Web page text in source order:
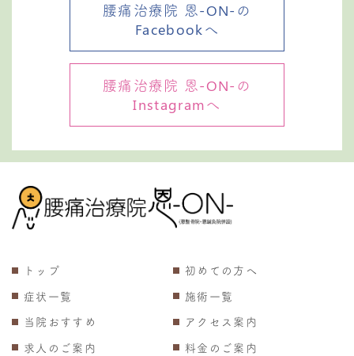
腰痛治療院 恩-ON-の
Facebookへ
腰痛治療院 恩-ON-の
Instagramへ
トップ
初めての方へ
症状一覧
施術一覧
当院おすすめ
アクセス案内
求人のご案内
料金のご案内